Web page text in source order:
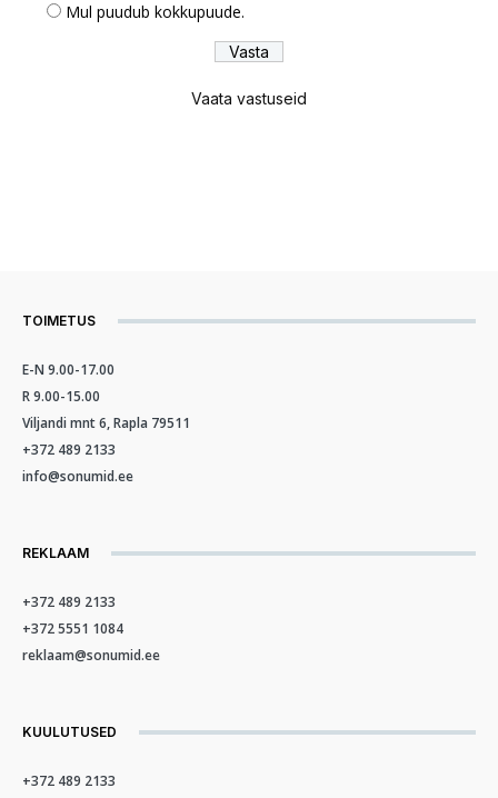
Mul puudub kokkupuude.
Vaata vastuseid
TOIMETUS
E-N 9.00-17.00
R 9.00-15.00
Viljandi mnt 6, Rapla 79511
+372 489 2133
info@sonumid.ee
REKLAAM
+372 489 2133
+372 5551 1084
reklaam@sonumid.ee
KUULUTUSED
+372 489 2133